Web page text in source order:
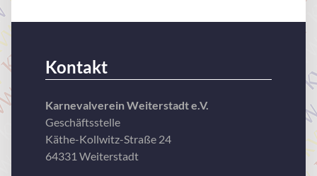
Kontakt
Karnevalverein Weiterstadt e.V.
Geschäftsstelle
Käthe-Kollwitz-Straße 24
64331 Weiterstadt